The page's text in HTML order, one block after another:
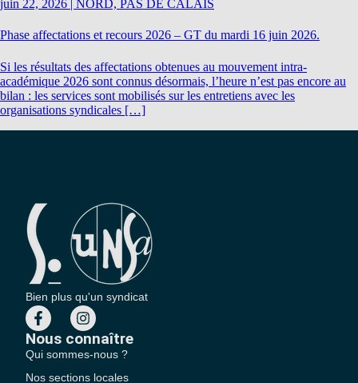
juin 22, 2026 | NORD, PAS DE CALAIS
Phase affectations et recours 2026 – GT du mardi 16 juin 2026.
Si les résultats des affectations obtenues au mouvement intra-
académique 2026 sont connus désormais, l’heure n’est pas encore au
bilan : les services sont mobilisés sur les entretiens avec les
organisations syndicales […]
Bien plus qu'un syndicat
Nous connaître
Qui sommes-nous ?
Nos sections locales